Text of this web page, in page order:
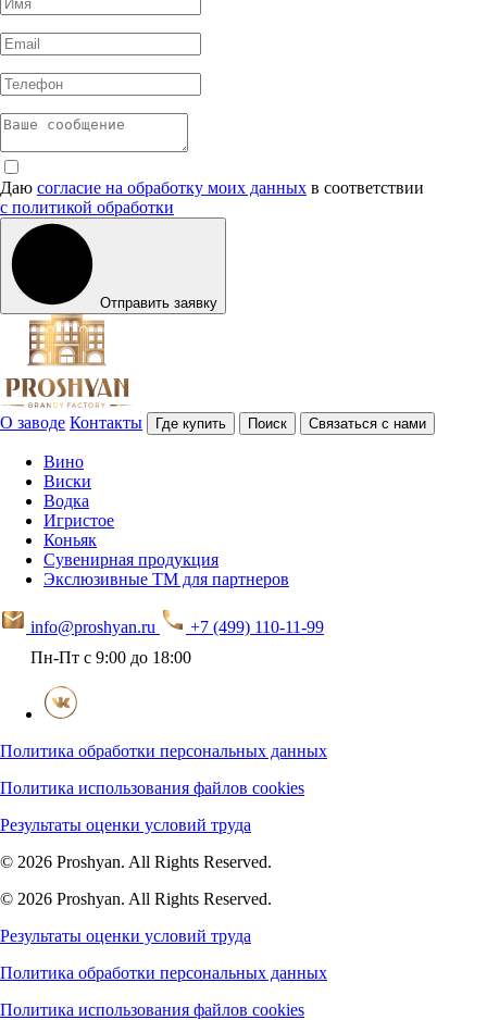
Даю согласие на обработку моих данных в соответствии
с политикой обработки
Отправить заявку
О заводе Контакты Где купить Поиск Связаться с нами
Вино
Виски
Водка
Игристое
Коньяк
Сувенирная продукция
Экслюзивные ТМ для партнеров
info@proshyan.ru
+7 (499) 110-11-99
Пн-Пт с 9:00 до 18:00
Политика обработки персональных данных
Политика использования файлов cookies
Результаты оценки условий труда
© 2026 Proshyan. All Rights Reserved.
© 2026 Proshyan. All Rights Reserved.
Результаты оценки условий труда
Политика обработки персональных данных
Политика использования файлов cookies